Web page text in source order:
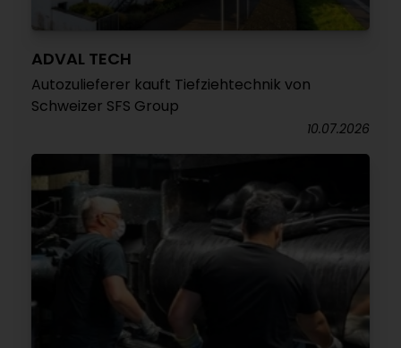
ADVAL TECH
Autozulieferer kauft Tiefziehtechnik von
Schweizer SFS Group
10.07.2026